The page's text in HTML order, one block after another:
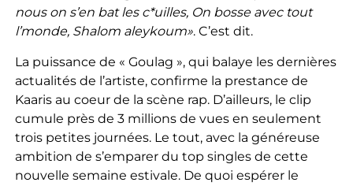
nous on s’en bat les c*uilles, On bosse avec tout
l’monde, Shalom aleykoum». C’est dit.
La puissance de « Goulag », qui balaye les dernières
actualités de l’artiste, confirme la prestance de
Kaaris au coeur de la scène rap. D’ailleurs, le clip
cumule près de 3 millions de vues en seulement
trois petites journées. Le tout, avec la généreuse
ambition de s’emparer du top singles de cette
nouvelle semaine estivale. De quoi espérer le